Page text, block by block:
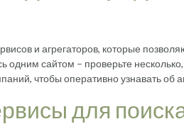
и агрегаторов, которые
одним сайтом – проверьте
чтобы оперативно узнавать об
для